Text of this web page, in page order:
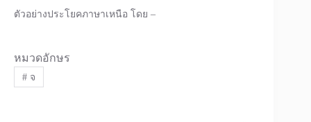
ตัวอย่างประโยคภาษาเหนือ โดย –
หมวดอักษร
#จ